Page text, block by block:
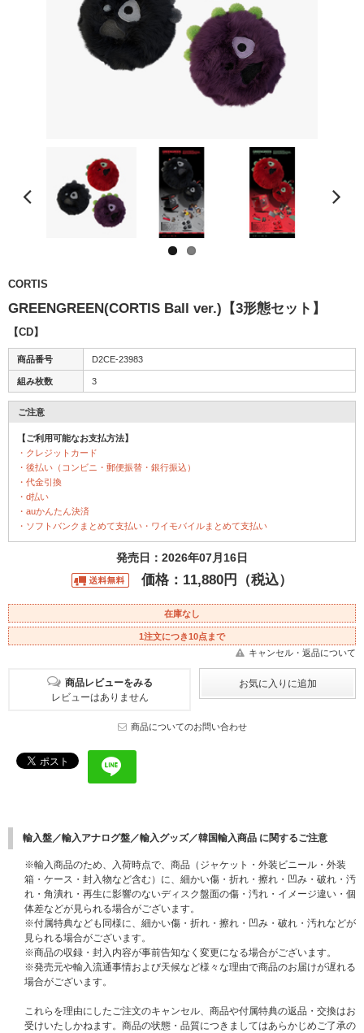
CORTIS
GREENGREEN(CORTIS Ball ver.)【3形態セット】
【CD】
商品番号 D2CE-23983
組み枚数 3
ご注意
【ご利用可能なお支払方法】
・クレジットカード
・後払い（コンビニ・郵便振替・銀行振込）
・代金引換
・d払い
・auかんたん決済
・ソフトバンクまとめて支払い・ワイモバイルまとめて支払い
発売日：2026年07月16日
価格：11,880円（税込）
在庫なし
1注文につき10点まで
キャンセル・返品について
商品レビューをみる
レビューはありません
商品についてのお問い合わせ
輸入盤／輸入アナログ盤／輸入グッズ／韓国輸入商品 に関するご注意
※輸入商品のため、入荷時点で、商品（ジャケット・外装ビニール・外装
箱・ケース・封入物など含む）に、細かい傷・折れ・擦れ・凹み・破れ・汚
れ・角潰れ・再生に影響のないディスク盤面の傷・汚れ・イメージ違い・個
体差などが見られる場合がございます。
※付属特典なども同様に、細かい傷・折れ・擦れ・凹み・破れ・汚れなどが
見られる場合がございます。
※商品の収録・封入内容が事前告知なく変更になる場合がございます。
※発売元や輸入流通事情および天候など様々な理由で商品のお届けが遅れる
場合がございます。
これらを理由にしたご注文のキャンセル、商品や付属特典の返品・交換はお
受けいたしかねます。商品の状態・品質につきましてはあらかじめご了承の